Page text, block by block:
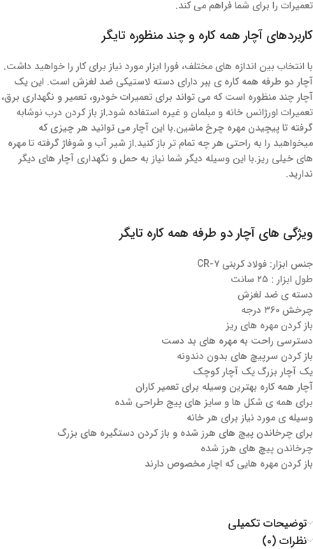
تعمیرات را برای شما فراهم می کند.
کاربردهای آچار همه کاره و چند منظوره تایگر
با انتخاب بین اندازه های مختلف، فورا ابزار مورد نیاز برای کار را خواهید داشت.
آچار دو طرفه همه کاره ی ببر دارای دسته لاستیکی ضد لغزش است. این یک
آچار چند منظوره است که می تواند برای تعمیرات خودرو، تعمیر و نگهداری برق،
تعمیرات اورژانس خانه و مبلمان و غیره استفاده شود.از باز کردن درب نوشابه
گرفته تا پیچیدن مهره چرخ ماشین.با این آچار می توانید هر چیزی که
میخواهید را به راحتی هر چه تمام تر باز کنید.از شیر آب و شوفاژ گرفته تا مهره
های خیلی ریز.با این وسیله دیگر شما نیاز به حمل و نگهداری آچار های دیگر
ندارید.
ویژگی های آچار دو طرفه همه کاره تایگر
جنس ابزار: فولاد کربنی CR-۷
طول ابزار : ۲۵ سانت
دسته ی ضد لغزش
چرخش ۳۶۰ درجه
باز کردن مهره های ریز
دسترسی راحت به مهره های بد دست
باز کردن سرپیچ های بدون دندونه
یک آچار بزرگ یک آچار کوچک
آچار همه کاره بهترین وسیله برای تعمیر کاران
برای همه ی شکل ها و سایز های پیج طراحی شده
وسیله ی مورد نیاز برای هر خانه
برای چرخاندن پیچ های هرز شده و باز کردن دستگیره های بزرگ
چرخاندن پیچ های هرز شده
باز کردن مهره هایی که اچار مخصوص دارند
توضیحات تکمیلی
نظرات (۰)